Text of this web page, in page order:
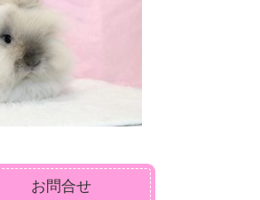
お問合せ